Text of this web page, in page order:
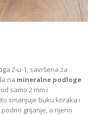
2-u-1, savršena za
na mineralne podloge
samo 2 mm i
smanjuje buku koraka i
grijanje, a njeno